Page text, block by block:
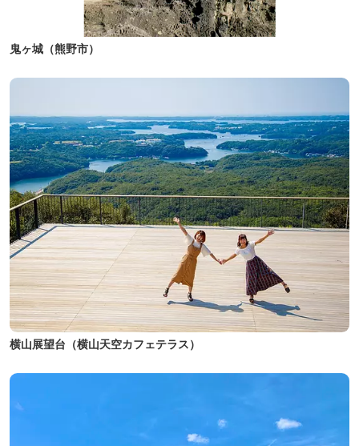
鬼ヶ城（熊野市）
横山展望台（横山天空カフェテラス）